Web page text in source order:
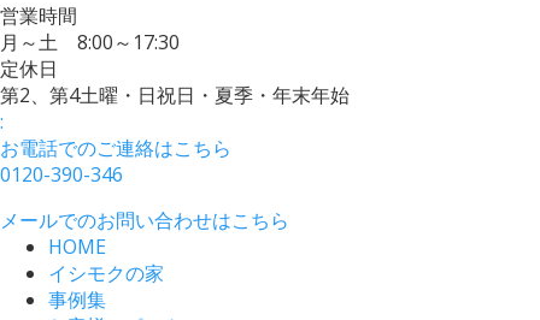
営業時間
月～土 8:00～17:30
定休日
第2、第4土曜・日祝日・夏季・年末年始
:
お電話でのご連絡はこちら
0120-390-346
メールでのお問い合わせはこちら
HOME
イシモクの家
事例集